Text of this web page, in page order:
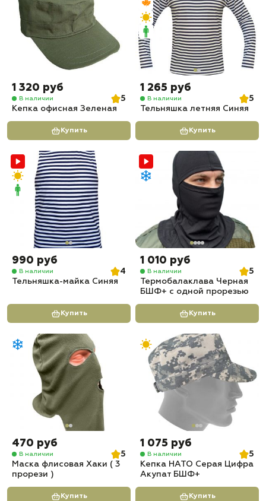
1 320 руб
В наличии
5
Кепка офисная Зеленая
Купить
1 265 руб
В наличии
5
Тельняшка летняя Синяя
Купить
990 руб
В наличии
4
Тельняшка-майка Синяя
Купить
1 010 руб
В наличии
5
Термобалаклава Черная
БШФ+ с одной прорезью
Купить
470 руб
В наличии
5
Маска флисовая Хаки ( 3
прорези )
Купить
1 075 руб
В наличии
5
Кепка НАТО Серая Цифра
Акупат БШФ+
Купить